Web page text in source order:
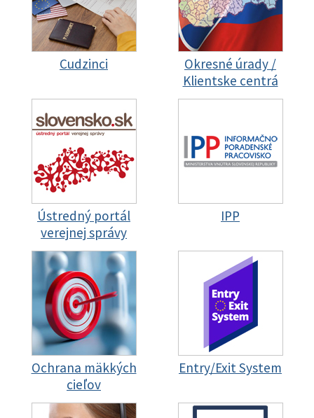
Cudzinci
Okresné úrady /
Klientske centrá
Ústredný portál
verejnej správy
IPP
Ochrana mäkkých
cieľov
Entry/Exit System